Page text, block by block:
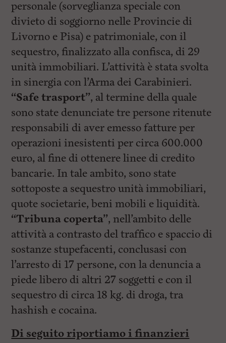
personale (sorveglianza speciale con
divieto di soggiorno nelle Provincie di
Livorno e Pisa) e patrimoniale, con il
sequestro, finalizzato alla confisca, di 29
unità immobiliari. L’attività è stata svolta
in sinergia con l’Arma dei Carabinieri.
“Safe trasport”, al termine della quale
sono state denunciate tre persone ritenute
responsabili di aver emesso fatture per
operazioni inesistenti per circa 600.000
euro, al fine di ottenere linee di credito
bancarie. In tale ambito, sono state
sottoposte a sequestro unità immobiliari,
quote societarie, beni mobili e liquidità.
“Tribuna coperta”, nell’ambito delle
attività a contrasto del traffico e spaccio di
sostanze stupefacenti, conclusasi con
l’arresto di 17 persone, con la denuncia a
piede libero di altri 27 soggetti e con il
sequestro di circa 18 kg. di droga, tra
hashish e cocaina.
Di seguito riportiamo i finanzieri